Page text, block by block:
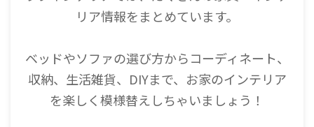
リア情報をまとめています。
ベッドやソファの選び方からコーディネート、
収納、生活雑貨、DIYまで、お家のインテリア
を楽しく模様替えしちゃいましょう！